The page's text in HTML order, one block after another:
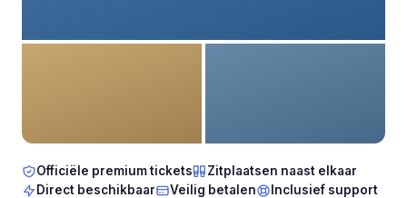
Officiële premium tickets
Zitplaatsen naast elkaar
Direct beschikbaar
Veilig betalen Inclusief support